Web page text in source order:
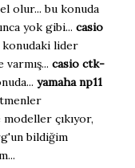
olur... bu konuda
yok gibi... casio
konudaki lider
varmış... casio ctk-
yamaha np11
çıkıyor,
bildiğim